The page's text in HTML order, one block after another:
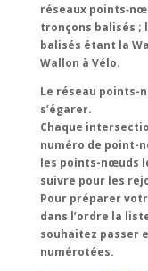
réseaux
tronçons balisés ;
balisés étant la
Wallon à Vélo.
Le réseau points-
s’égarer.
Chaque
numéro de point-
les points-nœuds
suivre pour les
Pour préparer
dans l’ordre la
souhaitez passer
numérotées.